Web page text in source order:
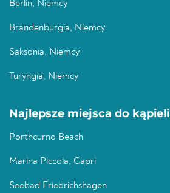
Berlin, Niemcy
Brandenburgia, Niemcy
Saksonia, Niemcy
Turyngia, Niemcy
Najlepsze miejsca do kąpieli
Porthcurno Beach
Marina Piccola, Capri
Seebad Friedrichshagen